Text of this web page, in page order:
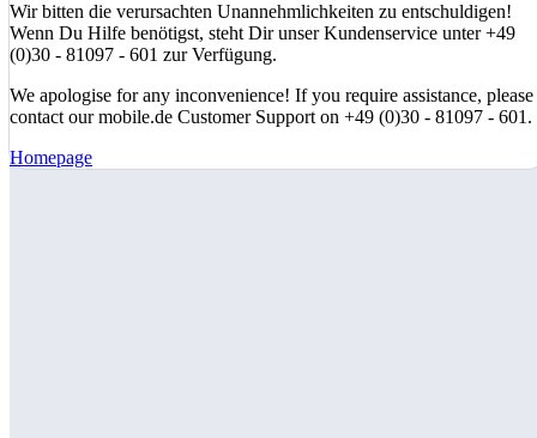
Wir bitten die verursachten Unannehmlichkeiten zu entschuldigen!
Wenn Du Hilfe benötigst, steht Dir unser Kundenservice unter +49
(0)30 - 81097 - 601 zur Verfügung.
We apologise for any inconvenience! If you require assistance, please
contact our mobile.de Customer Support on +49 (0)30 - 81097 - 601.
Homepage